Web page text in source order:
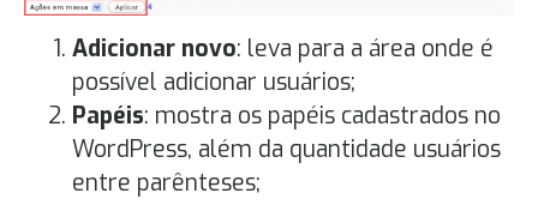
Adicionar novo: leva para a área onde é
possível adicionar usuários;
Papéis: mostra os papéis cadastrados no
WordPress, além da quantidade usuários
entre parênteses;